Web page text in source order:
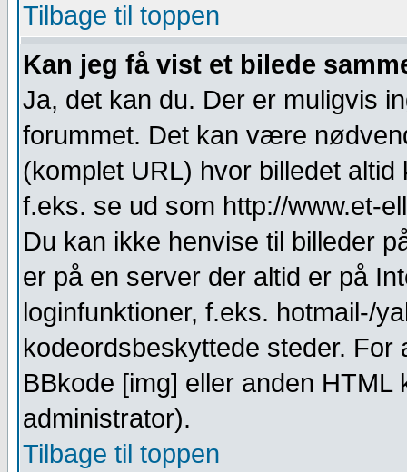
Tilbage til toppen
Kan jeg få vist et bilede
Ja, det kan du. Der er muligvis
forummet. Det kan være
(komplet URL) hvor billedet
f.eks. se ud som http://www.et-
Du kan ikke henvise til billeder
er på en server der altid er på
loginfunktioner, f.eks. hotmail-/
kodeordsbeskyttede steder.
BBkode [img] eller anden
administrator).
Tilbage til toppen